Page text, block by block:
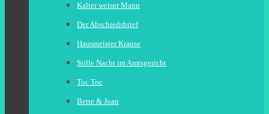
Kalter weiser Mann
Der Abschiedsbrief
Hausmeister Krause
Stille Nacht im Amtsgericht
Toc Toc
Bette & Joan